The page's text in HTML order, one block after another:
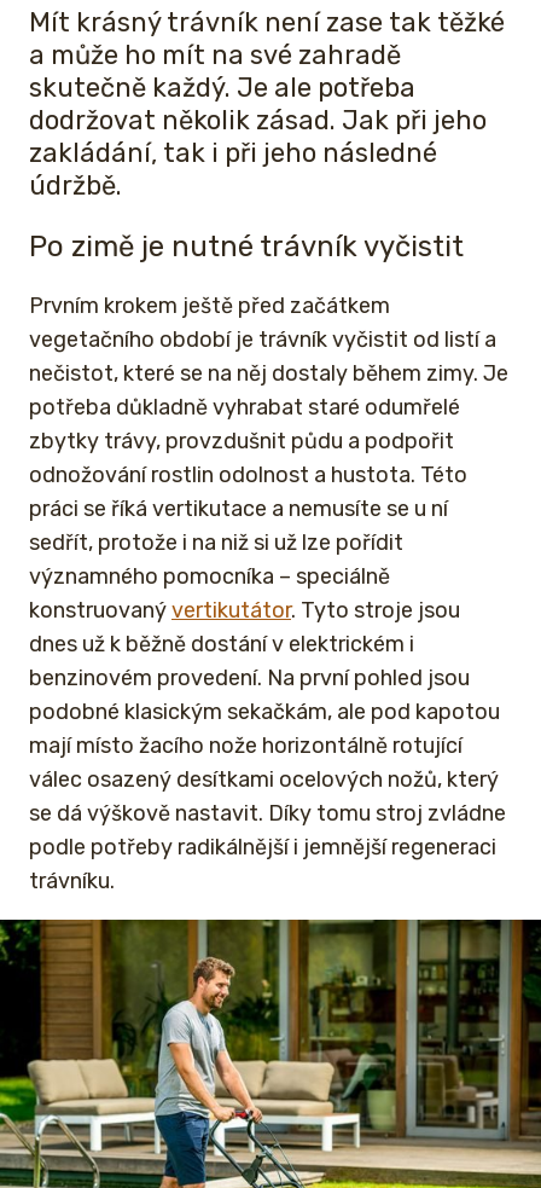
Mít krásný trávník není zase tak těžké
a může ho mít na své zahradě
skutečně každý. Je ale potřeba
dodržovat několik zásad. Jak při jeho
zakládání, tak i při jeho následné
údržbě.
Po zimě je nutné trávník vyčistit
Prvním krokem ještě před začátkem
vegetačního období je trávník vyčistit od listí a
nečistot, které se na něj dostaly během zimy. Je
potřeba důkladně vyhrabat staré odumřelé
zbytky trávy, provzdušnit půdu a podpořit
odnožování rostlin odolnost a hustota. Této
práci se říká vertikutace a nemusíte se u ní
sedřít, protože i na niž si už lze pořídit
významného pomocníka – speciálně
konstruovanývertikutátor. Tyto stroje jsou
dnes už k běžně dostání v elektrickém i
benzinovém provedení. Na první pohled jsou
podobné klasickým sekačkám, ale pod kapotou
mají místo žacího nože horizontálně rotující
válec osazený desítkami ocelových nožů, který
se dá výškově nastavit. Díky tomu stroj zvládne
podle potřeby radikálnější i jemnější regeneraci
trávníku.